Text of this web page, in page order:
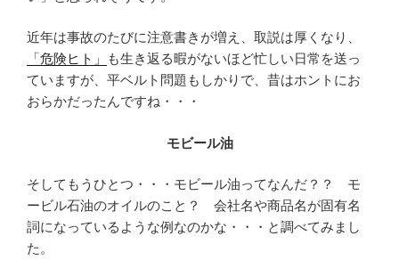
近年は事故のたびに注意書きが増え、取説は厚くなり、
「危険ヒト」
も生き返る暇がないほど忙しい日常を送っ
ていますが、平ベルト問題もしかりで、昔はホントにお
おらかだったんですね・・・
モビール油
そしてもうひとつ・・・モビール油ってなんだ？？ モ
ービル石油のオイルのこと？ 会社名や商品名が固有名
詞になっているような例なのかな・・・と調べてみまし
た。